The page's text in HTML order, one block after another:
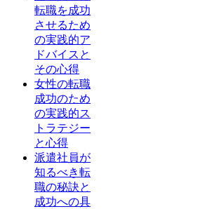
転職を成功
させるため
の実践的ア
ドバイスと
その心得
女性の転職
成功のため
の実践的ス
トラテジー
と心得
派遣社員が
知るべき転
職の秘訣と
成功への具